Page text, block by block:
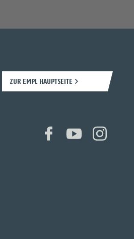
ZUR EMPL HAUPTSEITE